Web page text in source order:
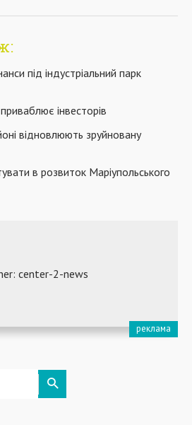
під індустріальний парк
інвесторів
відновлюють зруйновану
в розвиток Маріупольського